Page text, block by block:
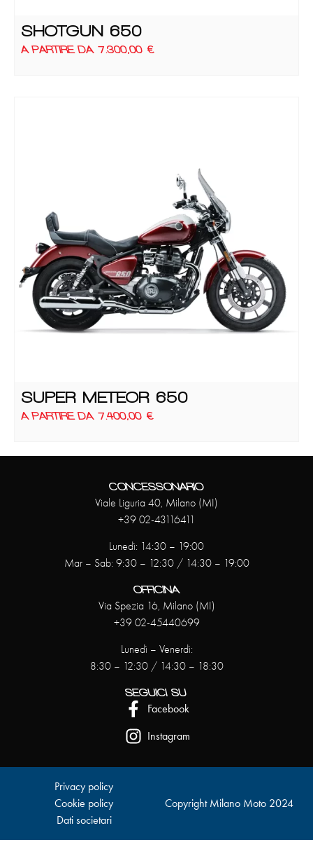
SHOTGUN 650
A PARTIRE DA7.300,00€
SUPER METEOR 650
A PARTIRE DA7.400,00€
CONCESSONARIO
Viale Liguria 40, Milano (MI)
+39 02-43116411
Lunedì: 14:30 – 19:00
Mar – Sab: 9:30 – 12:30 / 14:30 – 19:00
OFFICINA
Via Spezia 16, Milano (MI)
+39 02-45440699
Lunedì – Venerdì:
8:30 – 12:30 / 14:30 – 18:30
SEGUICI SU
Facebook
Instagram
Privacy policy
Cookie policy
Dati societari
Copyright Milano Moto 2024